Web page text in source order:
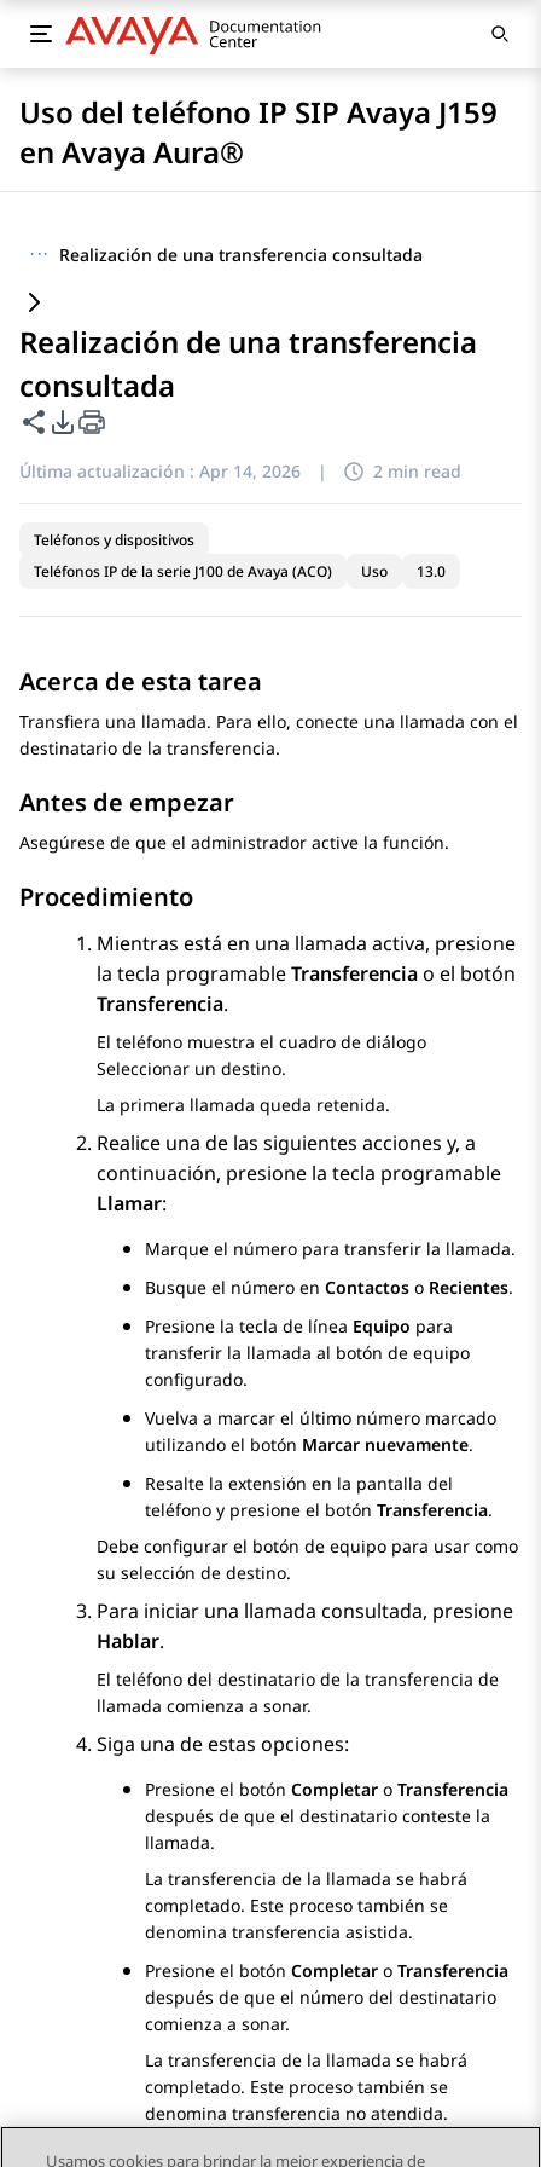
Uso del teléfono IP SIP Avaya J159
en Avaya Aura®
··· Realización de una transferencia consultada
Realización de una transferencia
consultada
Compartir esta página
Opciones de exportación de PDF
Última actualización : Apr 14, 2026 | 2 min read
Teléfonos y dispositivos
Teléfonos IP de la serie J100 de Avaya (ACO)
Uso 13.0
Acerca de esta tarea
Transfiera una llamada. Para ello, conecte una llamada con el
destinatario de la transferencia.
Antes de empezar
Asegúrese de que el administrador active la función.
Procedimiento
Mientras está en una llamada activa, presione
la tecla programableTransferenciao el botón
Transferencia.
El teléfono muestra el cuadro de diálogo
Seleccionar un destino.
La primera llamada queda retenida.
Realice una de las siguientes acciones y, a
continuación, presione la tecla programable
Llamar:
Marque el número para transferir la llamada.
Busque el número en Contactos o Recientes.
Presione la tecla de línea Equipo para
transferir la llamada al botón de equipo
configurado.
Vuelva a marcar el último número marcado
utilizando el botón Marcar nuevamente.
Resalte la extensión en la pantalla del
teléfono y presione el botón Transferencia.
Debe configurar el botón de equipo para usar como
su selección de destino.
Para iniciar una llamada consultada, presione
Hablar.
El teléfono del destinatario de la transferencia de
llamada comienza a sonar.
Siga una de estas opciones:
Presione el botón Completar o Transferencia
después de que el destinatario conteste la
llamada.
La transferencia de la llamada se habrá
completado. Este proceso también se
denomina transferencia asistida.
Presione el botón Completar o Transferencia
después de que el número del destinatario
comienza a sonar.
La transferencia de la llamada se habrá
completado. Este proceso también se
denomina transferencia no atendida.
Usamos cookies para brindar la mejor experiencia de